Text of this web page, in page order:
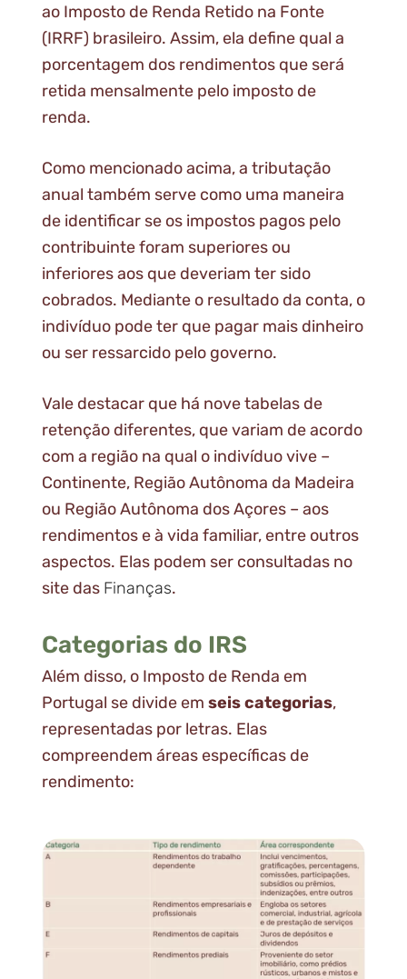
ao Imposto de Renda Retido na Fonte
(IRRF) brasileiro. Assim, ela define qual a
porcentagem dos rendimentos que será
retida mensalmente pelo imposto de
renda.
Como mencionado acima, a tributação
anual também serve como uma maneira
de identificar se os impostos pagos pelo
contribuinte foram superiores ou
inferiores aos que deveriam ter sido
cobrados. Mediante o resultado da conta, o
indivíduo pode ter que pagar mais dinheiro
ou ser ressarcido pelo governo.
Vale destacar que há nove tabelas de
retenção diferentes, que variam de acordo
com a região na qual o indivíduo vive –
Continente, Região Autônoma da Madeira
ou Região Autônoma dos Açores – aos
rendimentos e à vida familiar, entre outros
aspectos. Elas podem ser consultadas no
site das Finanças.
Categorias do IRS
Além disso, o Imposto de Renda em
Portugal se divide em seis categorias,
representadas por letras. Elas
compreendem áreas específicas de
rendimento: